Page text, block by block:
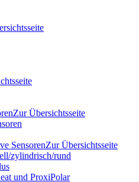
Zur Übersichtsseite
SensorenZur Übersichtsseite
zylindrisch/rund
und ProxiPolar